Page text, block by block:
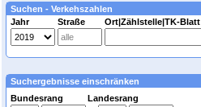
Suchen - Verkehszahlen
Jahr
Straße Ort|Zählstelle|TK-Blatt
Suchergebnisse einschränken
Bundesrang Landesrang